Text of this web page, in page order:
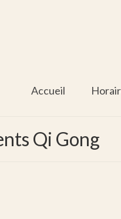
Accueil
Qi Gong